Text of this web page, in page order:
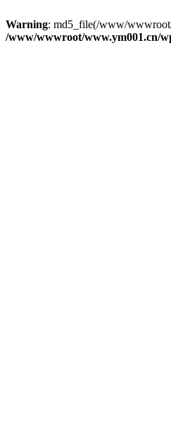
Warning: md5_file(/www/
/www/wwwroot/www.ym001.cn/